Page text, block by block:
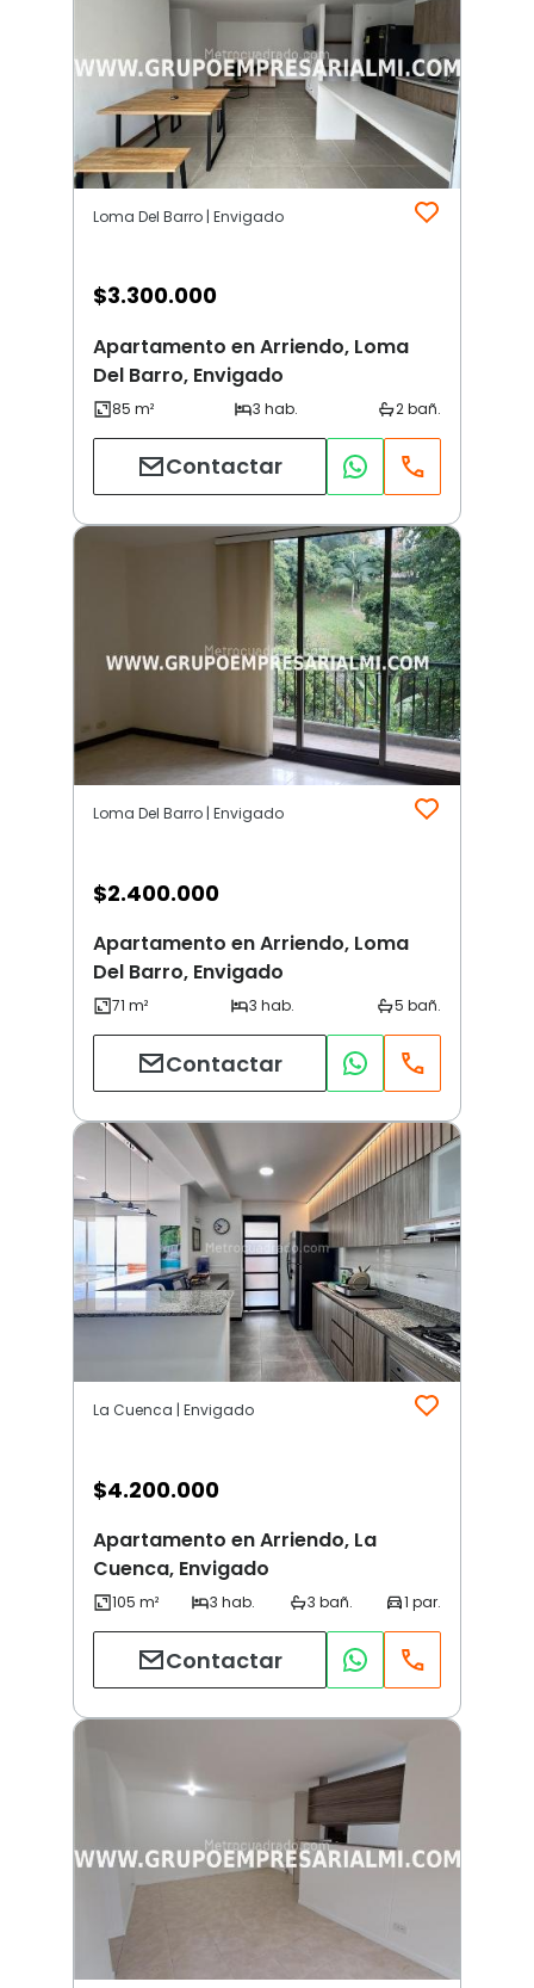
Loma Del Barro | Envigado
$3.300.000
Apartamento en Arriendo, Loma
Del Barro, Envigado
Contactar
Loma Del Barro | Envigado
$2.400.000
Apartamento en Arriendo, Loma
Del Barro, Envigado
Contactar
La Cuenca | Envigado
$4.200.000
Apartamento en Arriendo, La
Cuenca, Envigado
Contactar